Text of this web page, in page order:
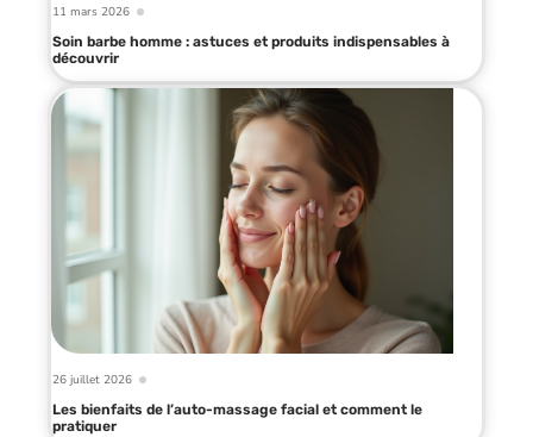
11 mars 2026
Soin barbe homme : astuces et produits indispensables à
découvrir
26 juillet 2026
Les bienfaits de l’auto-massage facial et comment le
pratiquer